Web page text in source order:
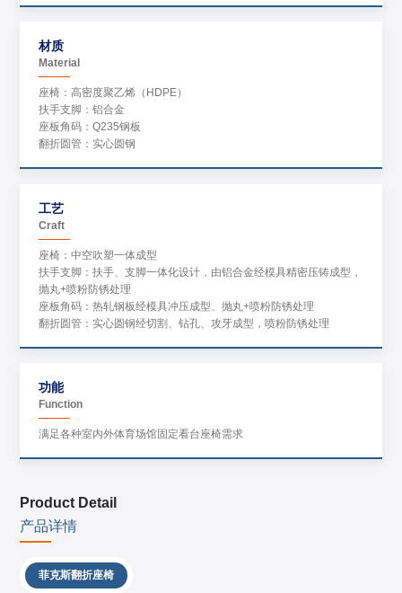
材质
Material
座椅：高密度聚乙烯（HDPE）
扶手支脚：铝合金
座板角码：Q235钢板
翻折圆管：实心圆钢
工艺
Craft
座椅：中空吹塑一体成型
扶手支脚：扶手、支脚一体化设计，由铝合金经模具精密压铸成型，
抛丸+喷粉防锈处理
座板角码：热轧钢板经模具冲压成型、抛丸+喷粉防锈处理
翻折圆管：实心圆钢经切割、钻孔、攻牙成型，喷粉防锈处理
功能
Function
满足各种室内外体育场馆固定看台座椅需求
Product Detail
产品详情
菲克斯翻折座椅